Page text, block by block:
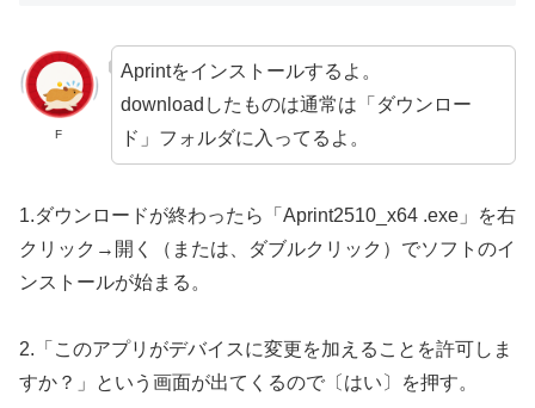
F
Aprintをインストールするよ。
downloadしたものは通常は「ダウンロー
ド」フォルダに入ってるよ。
1.ダウンロードが終わったら「Aprint2510_x64 .exe」を右
クリック→開く（または、ダブルクリック）でソフトのイ
ンストールが始まる。
2.「このアプリがデバイスに変更を加えることを許可しま
すか？」という画面が出てくるので〔はい〕を押す。